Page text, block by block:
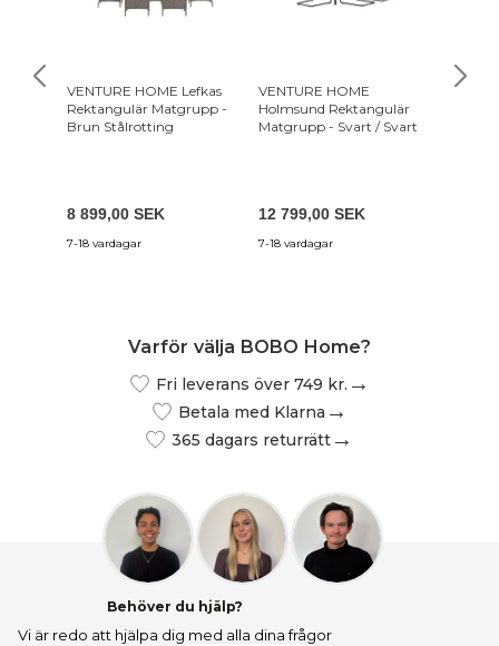
VENTURE HOME Lefkas
Rektangulär Matgrupp -
Brun Stålrotting
8 899,00 SEK
7-18 vardagar
VENTURE HOME
Holmsund Rektangulär
Matgrupp - Svart / Svart
12 799,00 SEK
7-18 vardagar
Varför välja BOBO Home?
Fri leverans över 749 kr.
Betala med Klarna
365 dagars returrätt
Behöver du hjälp?
Vi är redo att hjälpa dig med alla dina frågor